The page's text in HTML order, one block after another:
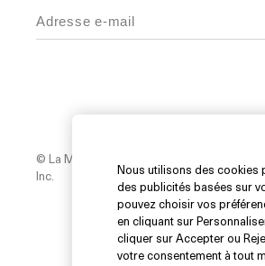
© La Mer Technology,
Inc.
Termes et
Nous utilisons des cookies
des publicités basées sur
pouvez choisir vos
en cliquant sur
cliquer sur Accepter ou
votre consentement à tout